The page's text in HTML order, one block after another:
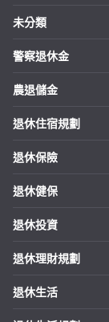
未分類
警察退休金
農退儲金
退休住宿規劃
退休保險
退休健保
退休投資
退休理財規劃
退休生活